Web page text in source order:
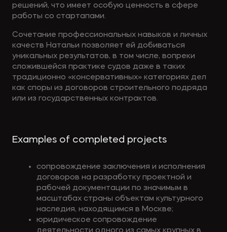
решений, что имеет особую ценность в сфере
работы со стартапами.
Сочетание профессиональных навыков и личных
качеств Натальи позволяет ей добиваться
уникальных результатов, в том числе, вопреки
сложившейся практике судов даже в таких
традиционно «консервативных» категориях дел
как споры из договоров строительного подряда
или из государственных контрактов.
Examples of completed projects
сопровождение заключения и исполнения
договоров на разработку проектной и
рабочей документации по значимым в
масштабах страны объектам культурного
наследия, находящимся в Москве;
юридическое сопровождение
деятельности одного из самых крупных в